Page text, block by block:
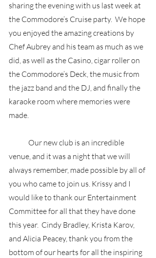
sharing the evening with us last week at
the Commodore’s Cruise party.  We hope
you enjoyed the amazing creations by
Chef Aubrey and his team as much as we
did, as well as the Casino, cigar roller on
the Commodore’s Deck, the music from
the jazz band and the DJ, and finally the
karaoke room where memories were
made.
venue, and it was a night that we will
always remember, made possible by all of
you who came to join us. Krissy and I
would like to thank our Entertainment
Committee for all that they have done
this year.  Cindy Bradley, Krista Karov,
and Alicia Peacey, thank you from the
bottom of our hearts for all the inspiring